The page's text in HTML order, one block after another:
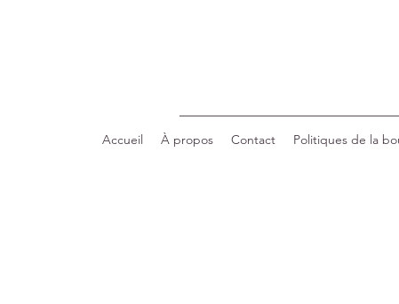
Accueil À propos Contact Politiques de la